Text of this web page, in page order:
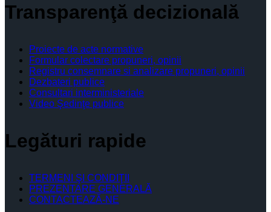
Transparenţă decizională
Proiecte de acte normative
Formular colectare propuneri, opinii
Registru consemnare si analizare propuneri, opinii
Dezbateri publice
Consultari interministeriale
Video Şedinţe publice
Legături rapide
TERMENI ŞI CONDIŢII
PREZENTARE GENERALĂ
CONTACTEAZĂ-NE